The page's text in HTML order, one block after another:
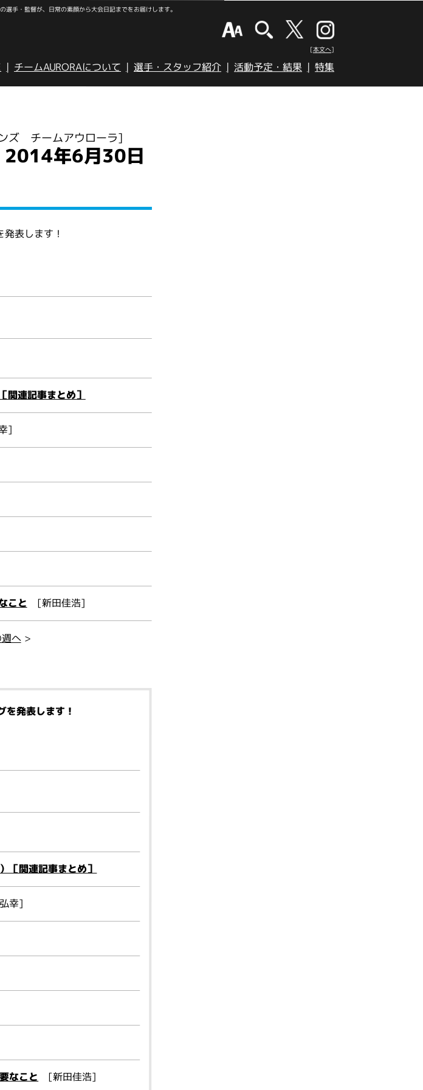
手・監督が、日常の素顔から大会日記までをお届けします。
[本文へ]
チームAURORAについて 選手・スタッフ紹介 活動予定・結果 特集
ズ チームアウローラ]
年6月30日
表します！
関連記事まとめ］
]
こと [新田佳浩]
へ>
を発表します！
［関連記事まとめ］
幸]
なこと [新田佳浩]